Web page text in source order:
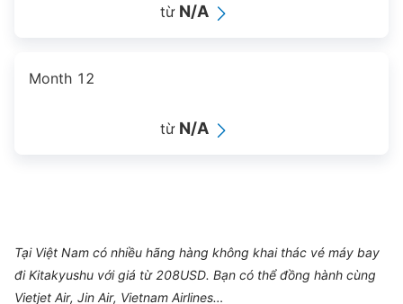
từ N/A
Month 12
từ N/A
Tại Việt Nam có nhiều hãng hàng không khai thác vé máy bay
đi Kitakyushu với giá từ 208USD. Bạn có thể đồng hành cùng
Vietjet Air, Jin Air, Vietnam Airlines…